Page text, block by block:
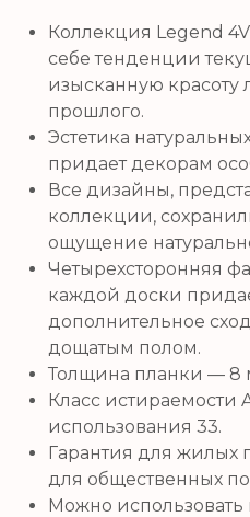
Коллекция Legend
себе тенденции
изысканную
прошлого.
Эстетика
придает декорам
Все дизайны,
коллекции,
ощущение
Четырехсторонняя
каждой доски
дополнительное
дощатым полом.
Толщина планки — 8
Класс истираемости
использования 33.
Гарантия для
для общественных
Можно